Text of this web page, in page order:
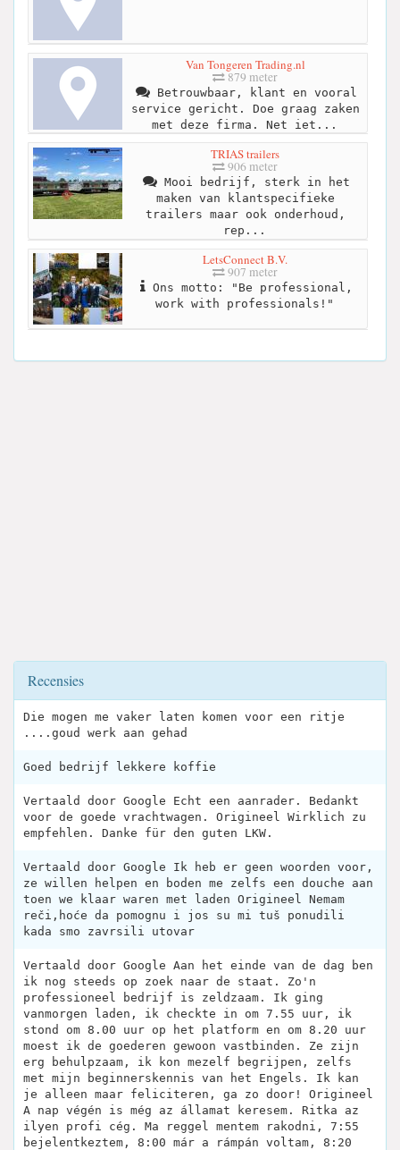
Van Tongeren Trading.nl
879 meter
Betrouwbaar, klant en vooral
service gericht. Doe graag zaken
met deze firma. Net iet...
TRIAS trailers
906 meter
Mooi bedrijf, sterk in het
maken van klantspecifieke
trailers maar ook onderhoud,
rep...
LetsConnect B.V.
907 meter
Ons motto: "Be professional,
work with professionals!"
Recensies
Die mogen me vaker laten komen voor een ritje
....goud werk aan gehad
Goed bedrijf lekkere koffie
Vertaald door Google Echt een aanrader. Bedankt
voor de goede vrachtwagen. Origineel Wirklich zu
empfehlen. Danke für den guten LKW.
Vertaald door Google Ik heb er geen woorden voor,
ze willen helpen en boden me zelfs een douche aan
toen we klaar waren met laden Origineel Nemam
reči,hoće da pomognu i jos su mi tuš ponudili
kada smo zavrsili utovar
Vertaald door Google Aan het einde van de dag ben
ik nog steeds op zoek naar de staat. Zo'n
professioneel bedrijf is zeldzaam. Ik ging
vanmorgen laden, ik checkte in om 7.55 uur, ik
stond om 8.00 uur op het platform en om 8.20 uur
moest ik de goederen gewoon vastbinden. Ze zijn
erg behulpzaam, ik kon mezelf begrijpen, zelfs
met mijn beginnerskennis van het Engels. Ik kan
je alleen maar feliciteren, ga zo door! Origineel
A nap végén is még az államat keresem. Ritka az
ilyen profi cég. Ma reggel mentem rakodni, 7:55
bejelentkeztem, 8:00 már a rámpán voltam, 8:20